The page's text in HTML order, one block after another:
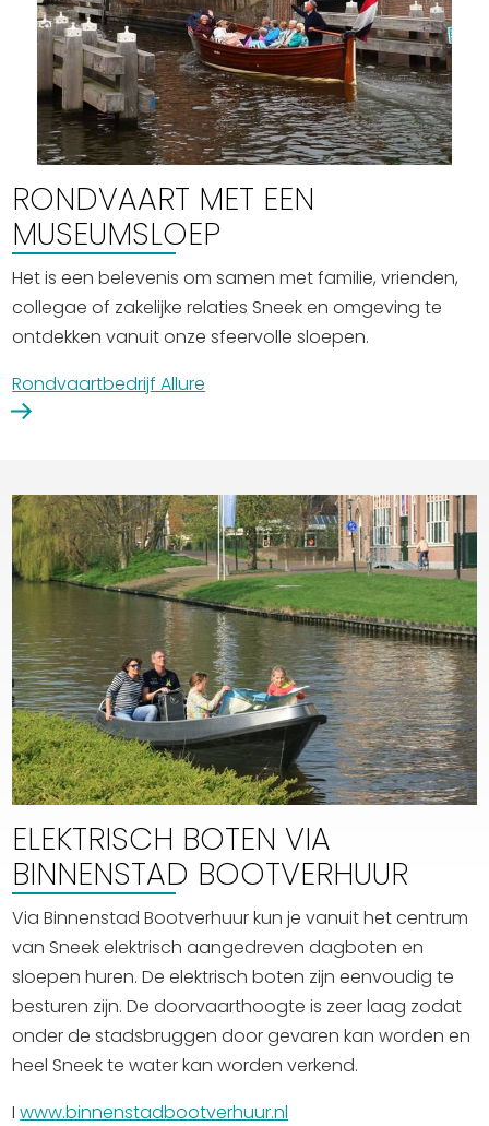
RONDVAART MET EEN
MUSEUMSLOEP
Het is een belevenis om samen met familie, vrienden,
collegae of zakelijke relaties Sneek en omgeving te
ontdekken vanuit onze sfeervolle sloepen.
Rondvaartbedrijf Allure
ELEKTRISCH BOTEN VIA
BINNENSTAD BOOTVERHUUR
Via Binnenstad Bootverhuur kun je vanuit het centrum
van Sneek elektrisch aangedreven dagboten en
sloepen huren. De elektrisch boten zijn eenvoudig te
besturen zijn. De doorvaarthoogte is zeer laag zodat
onder de stadsbruggen door gevaren kan worden en
heel Sneek te water kan worden verkend.
Iwww.binnenstadbootverhuur.nl